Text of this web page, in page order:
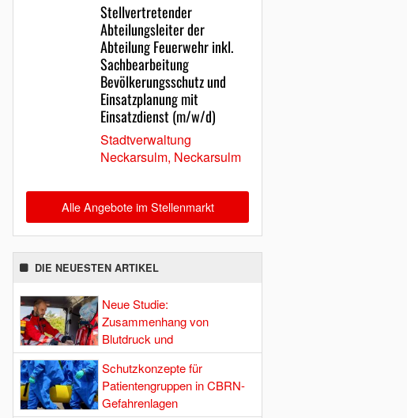
Stellvertretender
Abteilungsleiter der
Abteilung Feuerwehr inkl.
Sachbearbeitung
Bevölkerungsschutz und
Einsatzplanung mit
Einsatzdienst (m/w/d)
Stadtverwaltung
Neckarsulm, Neckarsulm
Alle Angebote im Stellenmarkt
DIE NEUESTEN ARTIKEL
Neue Studie:
Zusammenhang von
Blutdruck und
Hirndurchblutung
Schutzkonzepte für
Patientengruppen in CBRN-
Gefahrenlagen